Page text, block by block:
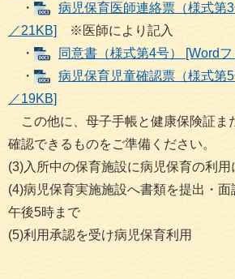
・
病児保育医師連絡票（様式第
／21KB]
※医師により記入
・
同意書（様式第4号） [Word
・
病児保育児童確認票（様式第
／19KB]
この他に、母子手帳と健康保険証ま
確認できるものをご準備ください。
(3)入所中の保育施設に病児保育の利用
(4)病児保育実施施設へ書類を提出・
午後5時まで
(5)利用承認を受け病児保育利用